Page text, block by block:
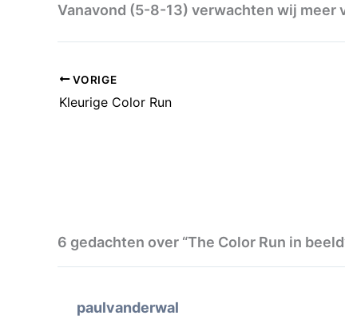
Vanavond (5-8-13) verwachten wij meer
VORIGE
Kleurige Color Run
6 gedachten over “The Color Run in
paulvanderwal